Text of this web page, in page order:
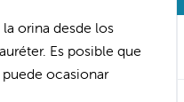
orina desde los
Es posible que
ocasionar